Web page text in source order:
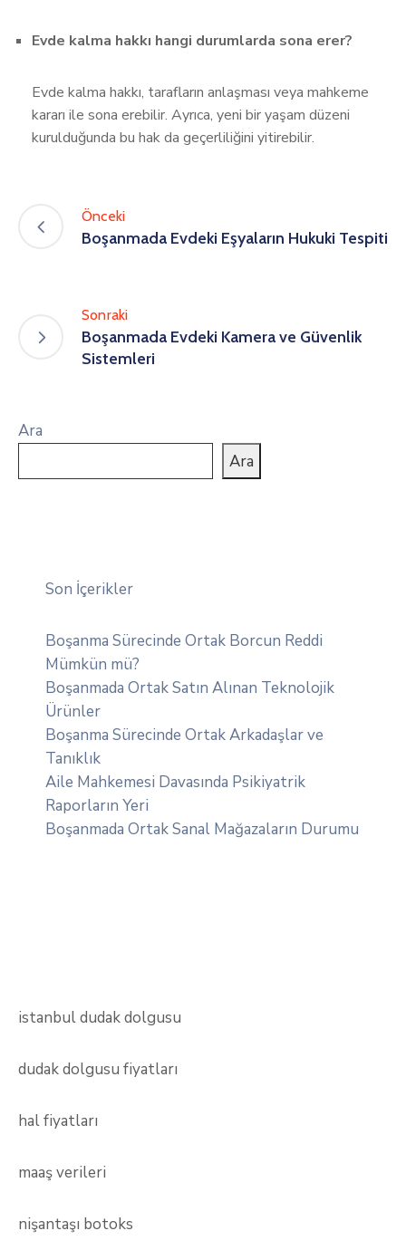
Evde kalma hakkı hangi durumlarda sona erer?
Evde kalma hakkı, tarafların anlaşması veya mahkeme
kararı ile sona erebilir. Ayrıca, yeni bir yaşam düzeni
kurulduğunda bu hak da geçerliliğini yitirebilir.
Önceki
Boşanmada Evdeki Eşyaların Hukuki Tespiti
Sonraki
Boşanmada Evdeki Kamera ve Güvenlik
Sistemleri
Ara
Ara
Son İçerikler
Boşanma Sürecinde Ortak Borcun Reddi
Mümkün mü?
Boşanmada Ortak Satın Alınan Teknolojik
Ürünler
Boşanma Sürecinde Ortak Arkadaşlar ve
Tanıklık
Aile Mahkemesi Davasında Psikiyatrik
Raporların Yeri
Boşanmada Ortak Sanal Mağazaların Durumu
istanbul dudak dolgusu
dudak dolgusu fiyatları
hal fiyatları
maaş verileri
nişantaşı botoks